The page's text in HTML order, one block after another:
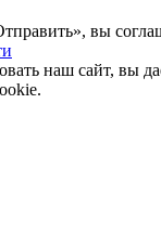
вы
наш сайт, вы